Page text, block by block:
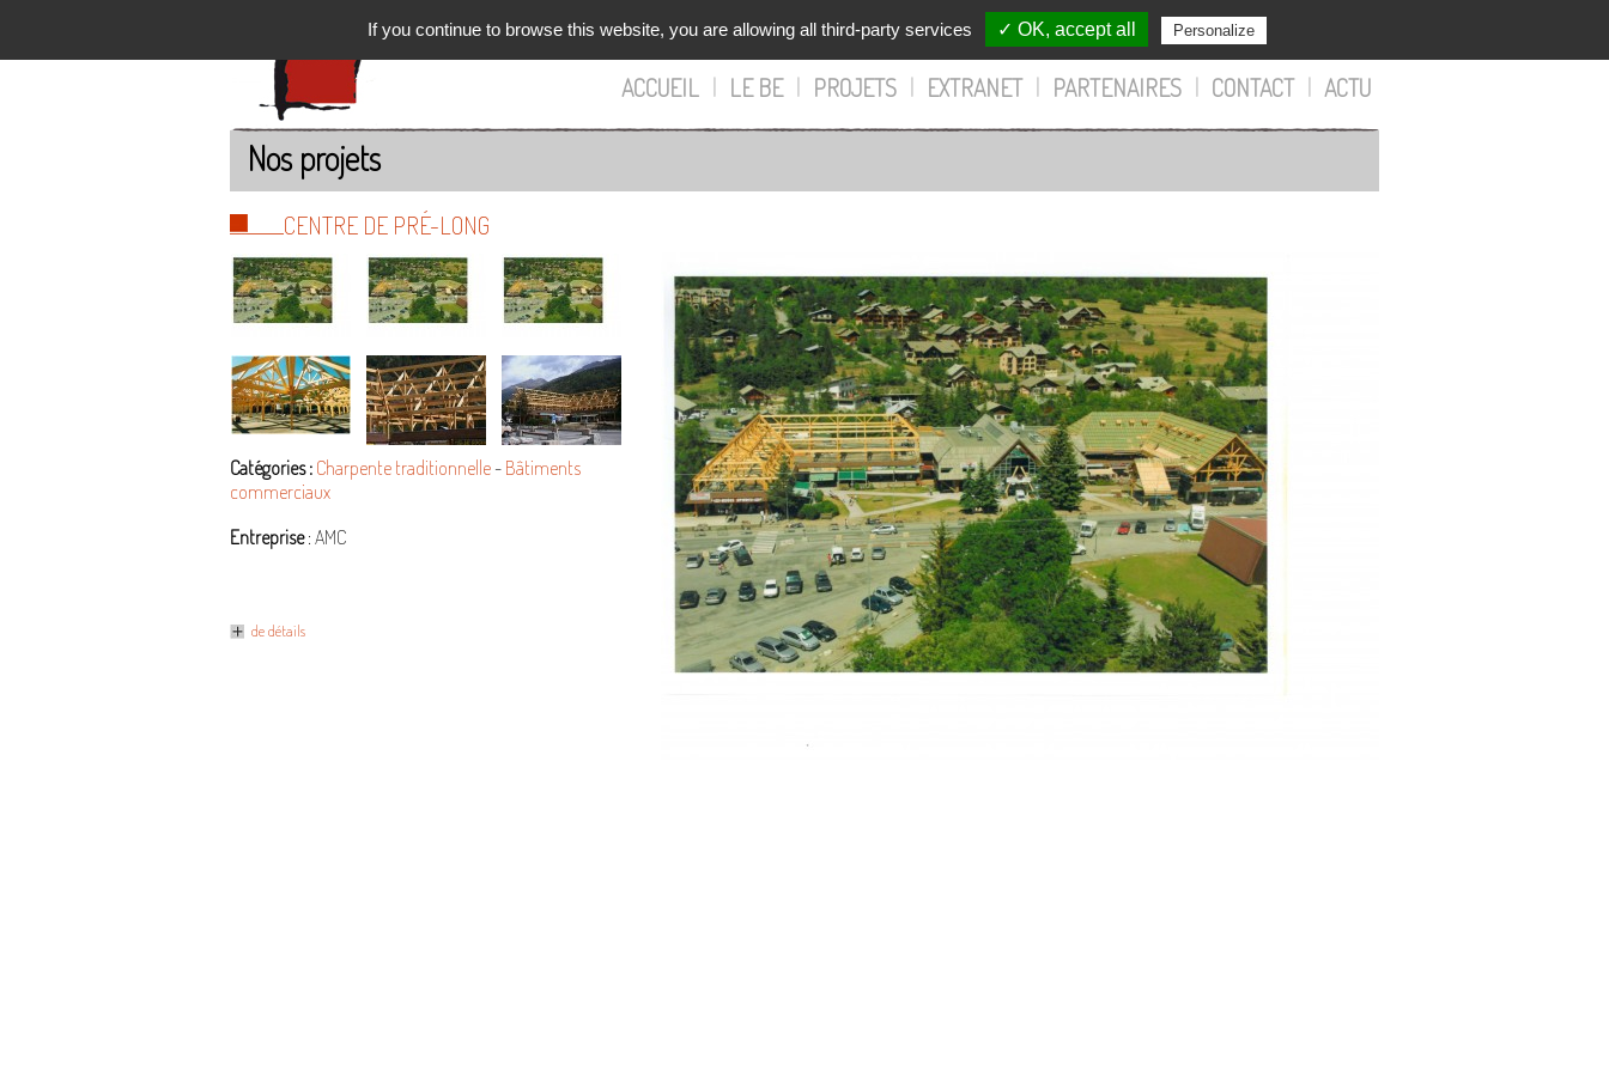
ACCUEIL | LE BE | PROJETS | EXTRANET | PARTENAIRES | CONTACT | ACTU
Nos projets
CENTRE DE PRÉ-LONG
Catégories : Charpente traditionnelle - Bâtiments
commerciaux
Entreprise: AMC
de détails
If you continue to browse this website, you are allowing all third-party services ✓ OK, accept all Personalize